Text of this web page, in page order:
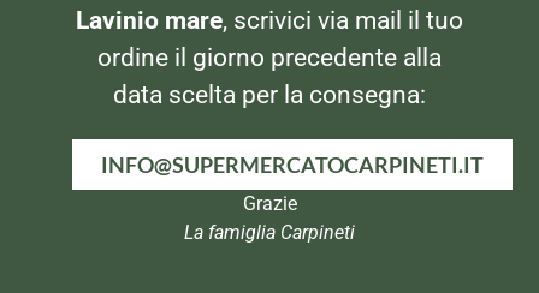
Lavinio mare, scrivici via mail il tuo
ordine il giorno precedente alla
data scelta per la consegna:
INFO@SUPERMERCATOCARPINETI.IT
Grazie
La famiglia Carpineti